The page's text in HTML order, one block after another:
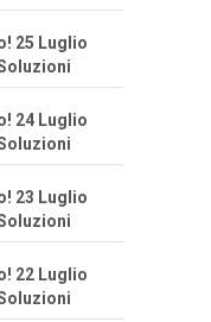
25 Luglio
24 Luglio
23 Luglio
22 Luglio